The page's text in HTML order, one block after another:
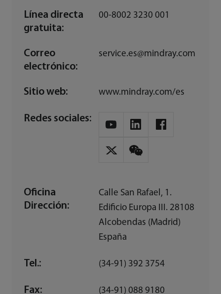
Línea directa
gratuita:
00-8002 3230 001
Correo
electrónico:
service.es@mindray.com
Sitio web: www.mindray.com/es
Redes sociales:
Oficina
Dirección:
Calle San Rafael, 1.
Edificio Europa III. 28108
Alcobendas (Madrid)
España
Tel.: (34-91) 392 3754
Fax: (34-91) 088 9180